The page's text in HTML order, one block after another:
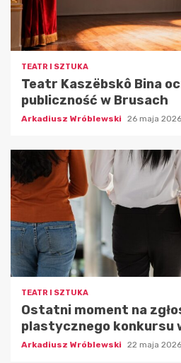
TEATR I SZTUKA
Teatr Kaszëbskô Bina
publiczność w Brusach
Arkadiusz Wróblewski 26 maja 2026
TEATR I SZTUKA
Ostatni moment na
plastycznego konkursu
Arkadiusz Wróblewski 22 maja 2026